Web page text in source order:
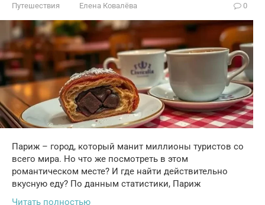
Путешествия Елена Ковалёва 0
Париж – город, который манит миллионы туристов со
всего мира. Но что же посмотреть в этом
романтическом месте? И где найти действительно
вкусную еду? По данным статистики, Париж
Читать полностью